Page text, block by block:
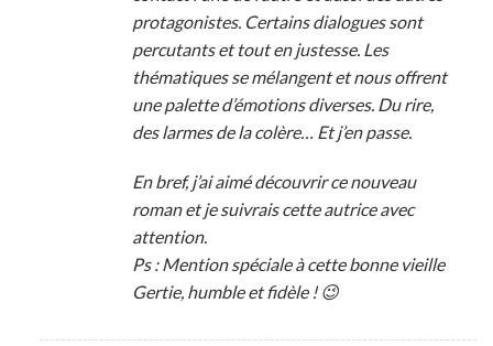
protagonistes. Certains dialogues sont
percutants et tout en justesse. Les
thématiques se mélangent et nous offrent
une palette d’émotions diverses. Du rire,
des larmes de la colère… Et j’en passe.
En bref, j’ai aimé découvrir ce nouveau
roman et je suivrais cette autrice avec
attention.
Ps : Mention spéciale à cette bonne vieille
Gertie, humble et fidèle ! 😉